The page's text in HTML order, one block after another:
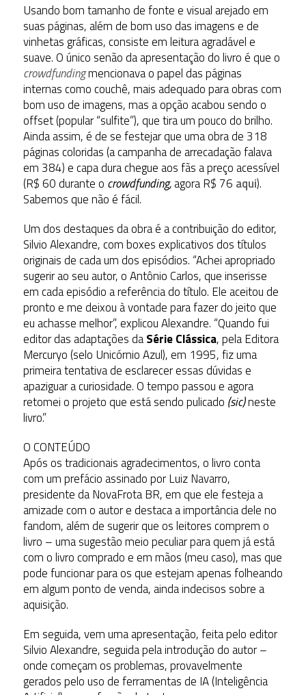
Usando bom tamanho de fonte e visual arejado em
suas páginas, além de bom uso das imagens e de
vinhetas gráficas, consiste em leitura agradável e
suave. O único senão da apresentação do livro é que o
crowdfundingmencionava o papel das páginas
internas como couchê, mais adequado para obras com
bom uso de imagens, mas a opção acabou sendo o
offset (popular “sulfite”), que tira um pouco do brilho.
Ainda assim, é de se festejar que uma obra de 318
páginas coloridas (a campanha de arrecadação falava
em 384) e capa dura chegue aos fãs a preço acessível
(R$ 60 durante o crowdfunding,agora R$ 76 aqui).
Sabemos que não é fácil.
Um dos destaques da obra é a contribuição do editor,
Silvio Alexandre, com boxes explicativos dos títulos
originais de cada um dos episódios. “Achei apropriado
sugerir ao seu autor, o Antônio Carlos, que inserisse
em cada episódio a referência do título. Ele aceitou de
pronto e me deixou à vontade para fazer do jeito que
eu achasse melhor”, explicou Alexandre. “Quando fui
editor das adaptações daSérie Clássica, pela Editora
Mercuryo (selo Unicórnio Azul), em 1995, fiz uma
primeira tentativa de esclarecer essas dúvidas e
apaziguar a curiosidade. O tempo passou e agora
retomei o projeto que está sendo pulicado (sic)neste
livro.”
O CONTEÚDO
Após os tradicionais agradecimentos, o livro conta
com um prefácio assinado por Luiz Navarro,
presidente da NovaFrota BR, em que ele festeja a
amizade com o autor e destaca a importância dele no
fandom, além de sugerir que os leitores comprem o
livro – uma sugestão meio peculiar para quem já está
com o livro comprado e em mãos (meu caso), mas que
pode funcionar para os que estejam apenas folheando
em algum ponto de venda, ainda indecisos sobre a
aquisição.
Em seguida, vem uma apresentação, feita pelo editor
Silvio Alexandre, seguida pela introdução do autor –
onde começam os problemas, provavelmente
gerados pelo uso de ferramentas de IA (Inteligência